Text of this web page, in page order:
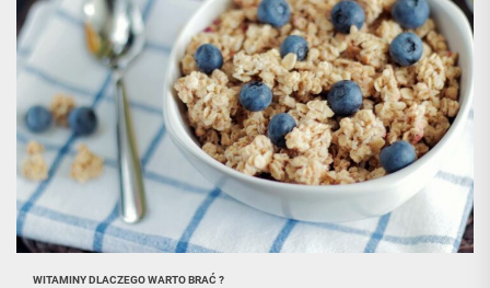
WITAMINY DLACZEGO WARTO BRAĆ ?